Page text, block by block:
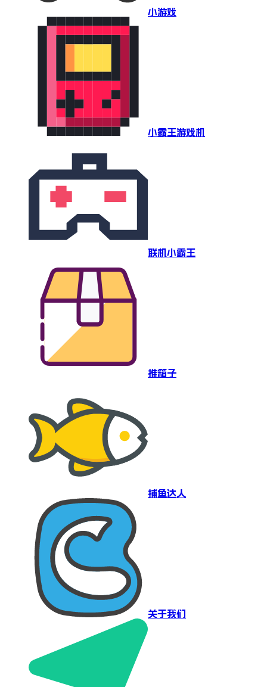
小游戏
小霸王游戏机
联机小霸王
推箱子
捕鱼达人
关于我们